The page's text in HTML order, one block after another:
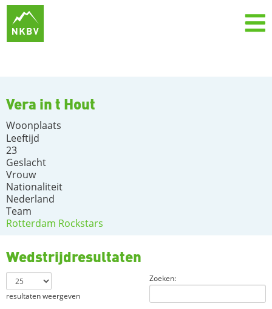
Vera in t Hout
Woonplaats
Leeftijd
23
Geslacht
Vrouw
Nationaliteit
Nederland
Team
Rotterdam Rockstars
Wedstrijdresultaten
resultaten weergeven
Zoeken: